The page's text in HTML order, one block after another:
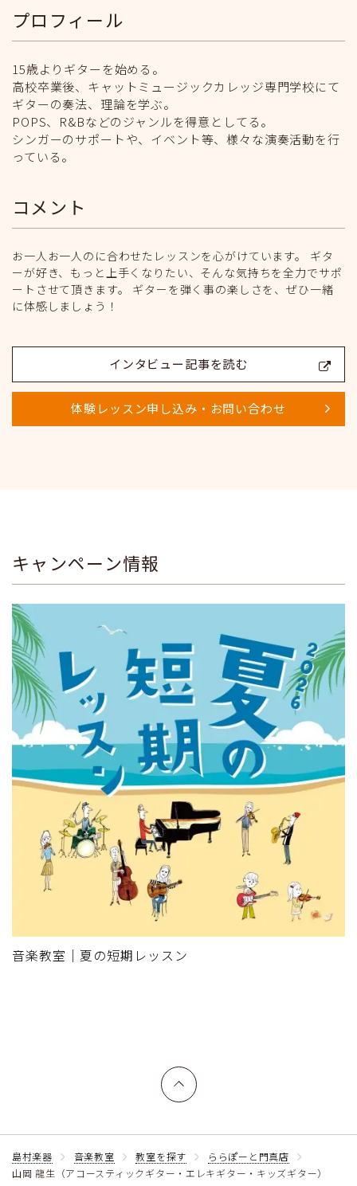
プロフィール
15歳よりギターを始める。
高校卒業後、キャットミュージックカレッジ専門学校にて
ギターの奏法、理論を学ぶ。
POPS、R&Bなどのジャンルを得意としてる。
シンガーのサポートや、イベント等、様々な演奏活動を行
っている。
コメント
お一人お一人のに合わせたレッスンを心がけています。 ギタ
ーが好き、もっと上手くなりたい、そんな気持ちを全力でサポ
ートさせて頂きます。 ギターを弾く事の楽しさを、ぜひ一緒
に体感しましょう！
インタビュー記事を読む
体験レッスン申し込み・お問い合わせ
キャンペーン情報
音楽教室｜夏の短期レッスン
上へ戻る
島村楽器 音楽教室 教室を探す
ららぽーと門真店
山岡 龍生（アコースティックギター・エレキギター・キッズギター）